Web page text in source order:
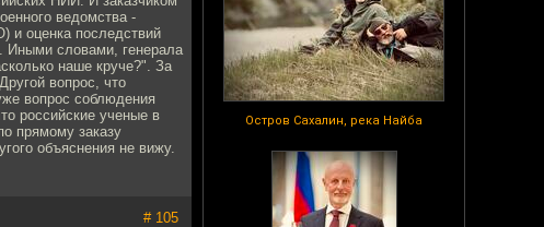
Остров Сахалин, река Найба
ведомства -
и оценка последствий
Иными словами, генерала
наше круче?". За
вопрос, что
вопрос соблюдения
российские ученые в
прямому заказу
объяснения не вижу.
# 105